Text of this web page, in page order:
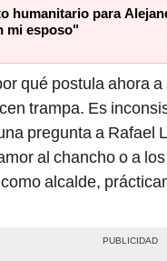
humanitario para
mi esposo"
qué postula ahora
trampa. Es
pregunta a Rafael
al chancho o a
alcalde,